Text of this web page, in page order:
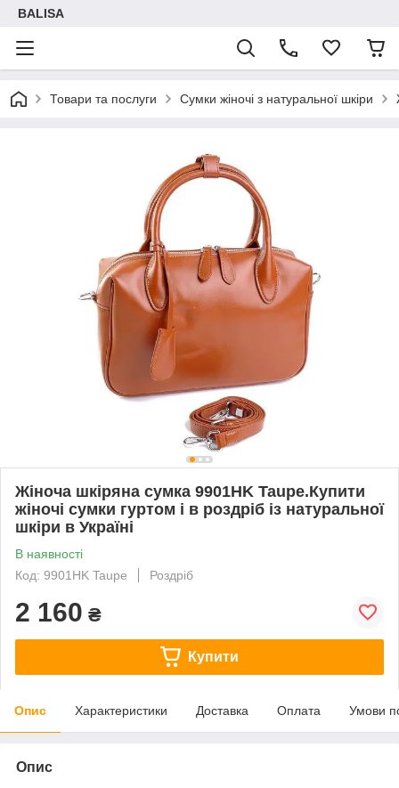
BALISA
Товари та послуги Сумки жіночі з натуральної шкіри
Жіноча шкіряна сумка 9901HK Taupe.Купити
жіночі сумки гуртом і в роздріб із натуральної
шкіри в Україні
В наявності
Код: 9901HK Taupe
Роздріб
2 160 ₴
Купити
Опис Характеристики Доставка Оплата Умови
Опис